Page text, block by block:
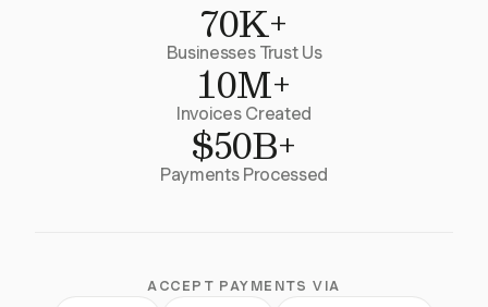
70K+
Businesses Trust Us
10M+
Invoices Created
$50B+
Payments Processed
ACCEPT PAYMENTS VIA